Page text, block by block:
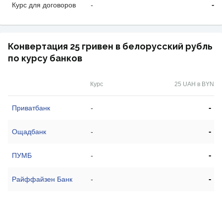
Курс для договоров - -
Конвертация 25 гривен в белорусский рубль
по курсу банков
Курс 25 UAH в BYN
Приватбанк - -
Ощадбанк - -
ПУМБ - -
Райффайзен Банк - -